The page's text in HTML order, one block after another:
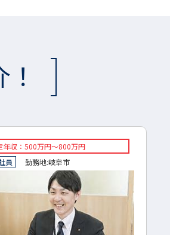
収：450万円～600万円
勤務地:岐阜市